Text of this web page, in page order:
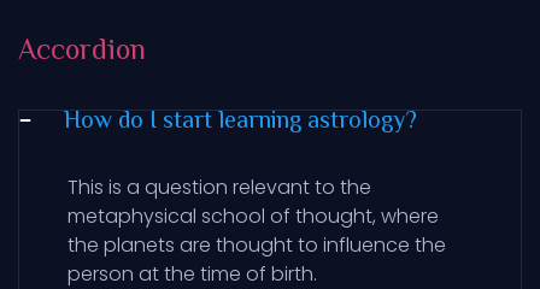
Accordion
How do I start learning astrology?
This is a question relevant to the
metaphysical school of thought, where
the planets are thought to influence the
person at the time of birth.